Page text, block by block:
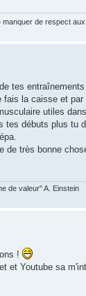
de respect
tes
la caisse et
utiles
débuts plus tu
de très bonne
de valeur" A. Einstein
!
et Youtube sa